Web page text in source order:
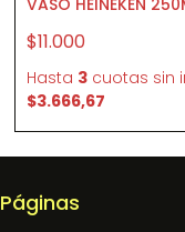
VASO HEINEKEN
$11.000
Hasta 3cuotas sin
$3.666,67
Páginas